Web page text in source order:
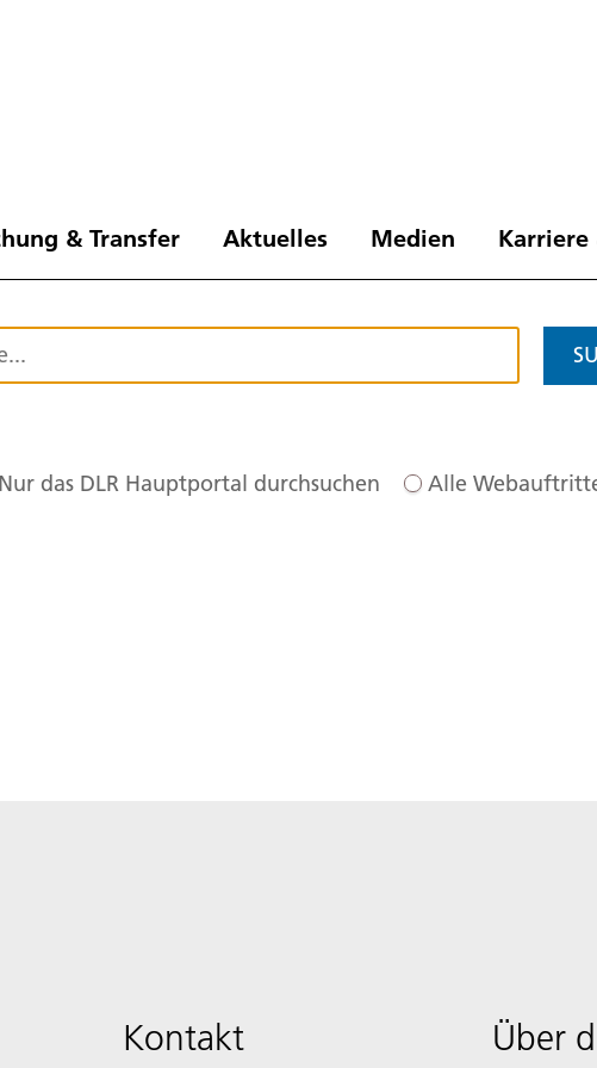
& Transfer Aktuelles Medien Karriere
Nur das DLR Hauptportal durchsuchen Alle
Kontakt Über